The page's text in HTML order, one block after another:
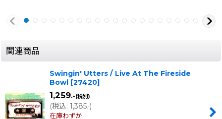
関連商品
Swingin' Utters / Live At The Fireside
Bowl [27420]
1,259.-(税別)
(税込: 1,385.-)
在庫わずか